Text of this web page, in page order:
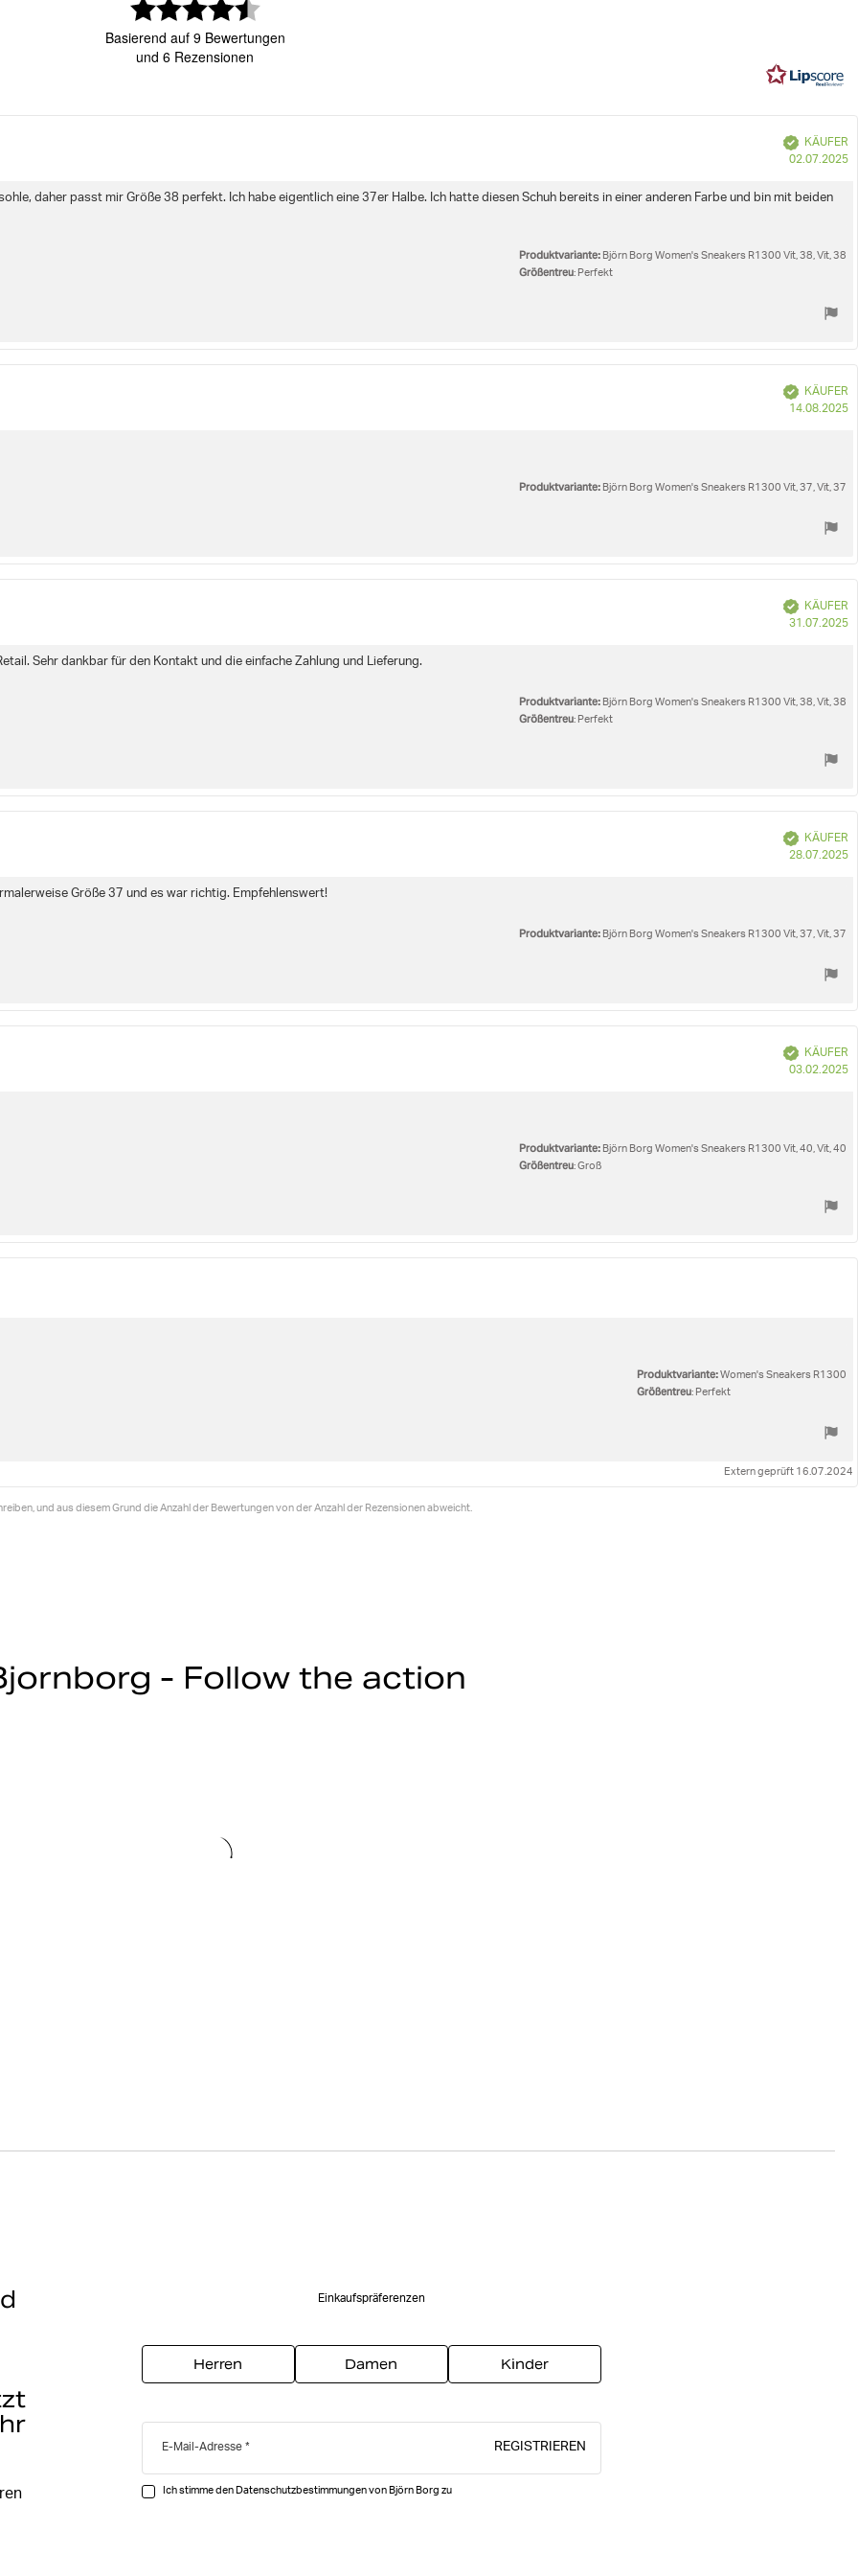
Leichte Gummi-Außensohle bietet hervorragenden Grip für sicheren Halt
Gepolsterte herausnehmbare Einlegesohle aus recyceltem Polyester verbessert
die Unterstützung
von
Basierend auf 9 Bewertungen
und 6 Rezensionen
Verifiziert
KÄUFER
02.07.2025
daher passt mir Größe 38 perfekt. Ich habe eigentlich eine 37er Halbe. Ich hatte diesen Schuh bereits in einer anderen Farbe und bin mit beiden
Produktvariante: Björn Borg Women's Sneakers R1300 Vit, 38, Vit, 38
Größentreu: Perfekt
Verifiziert
KÄUFER
14.08.2025
Produktvariante: Björn Borg Women's Sneakers R1300 Vit, 37, Vit, 37
Verifiziert
KÄUFER
31.07.2025
Sehr dankbar für den Kontakt und die einfache Zahlung und Lieferung.
Produktvariante: Björn Borg Women's Sneakers R1300 Vit, 38, Vit, 38
Größentreu: Perfekt
Verifiziert
KÄUFER
28.07.2025
Größe 37 und es war richtig. Empfehlenswert!
Produktvariante: Björn Borg Women's Sneakers R1300 Vit, 37, Vit, 37
Verifiziert
KÄUFER
03.02.2025
Produktvariante: Björn Borg Women's Sneakers R1300 Vit, 40, Vit, 40
Größentreu: Groß
Produktvariante:Women's Sneakers R1300
Größentreu: Perfekt
Extern geprüft 16.07.2024
und aus diesem Grund die Anzahl der Bewertungen von der Anzahl der Rezensionen abweicht.
- Follow the action
Einkaufspräferenzen
Herren Damen Kinder
E-Mail-Adresse REGISTRIEREN
Ich stimme den Datenschutzbestimmungen von Björn Borg zu